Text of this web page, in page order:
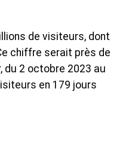
de visiteurs, dont
chiffre serait près de
du 2 octobre 2023 au
en 179 jours